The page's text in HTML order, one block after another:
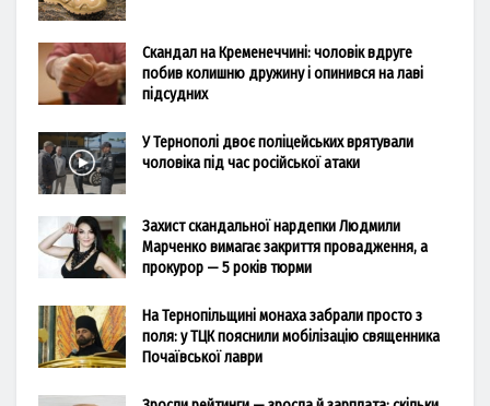
Скандал на Кременеччині: чоловік вдруге
побив колишню дружину і опинився на лаві
підсудних
У Тернополі двоє поліцейських врятували
чоловіка під час російської атаки
Захист скандальної нардепки Людмили
Марченко вимагає закриття провадження, а
прокурор — 5 років тюрми
На Тернопільщині монаха забрали просто з
поля: у ТЦК пояснили мобілізацію священника
Почаївської лаври